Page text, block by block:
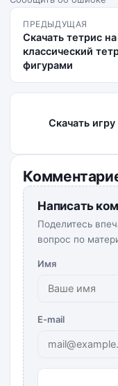
ПРЕДЫДУЩАЯ
Скачать тетрис
классический
фигурами
Скачать
Написать
Поделитесь
вопрос по
Имя
E-mail